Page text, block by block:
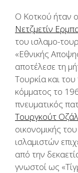
Ο Κοτκού ήταν
Νετζμετίν
του ισλαμο-
«Εθνικής
αποτέλεσε τη
Τουρκία και
κόμματος το
πνευματικός
Τουργκούτ Οζάλ
οικονομικής
ισλαμιστών
από την
γνωστοί ως